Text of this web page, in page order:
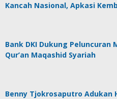
Kancah Nasional, Apkasi
Bank DKI Dukung Peluncuran
Qur’an Maqashid Syariah
Benny Tjokrosaputro Adukan